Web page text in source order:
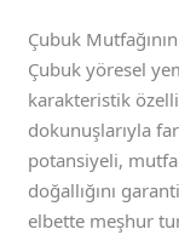
Çubuk
Çubuk yöresel
karakteristik
dokunuşlarıyla
potansiyeli,
doğallığını
elbette meşhur